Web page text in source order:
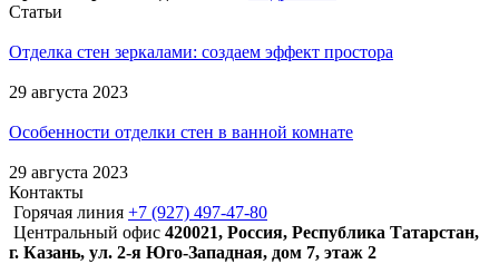
Статьи
Отделка стен зеркалами: создаем эффект простора
29 августа 2023
Особенности отделки стен в ванной комнате
29 августа 2023
Контакты
Горячая линия +7 (927) 497-47-80
Центральный офис 420021, Россия, Республика Татарстан,
г. Казань, ул. 2-я Юго-Западная, дом 7, этаж 2